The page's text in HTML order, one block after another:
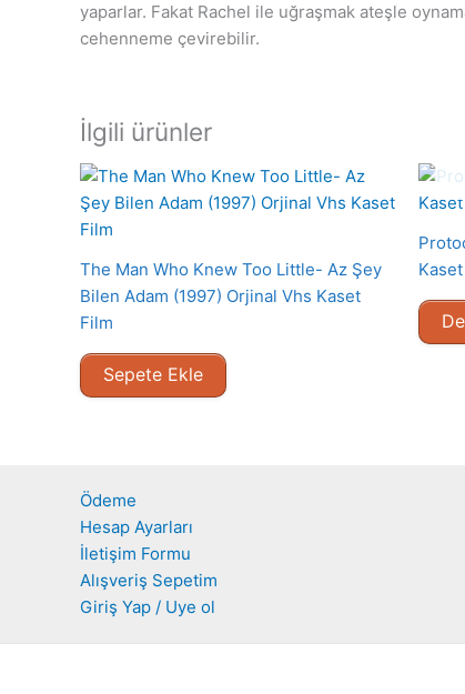
yaparlar. Fakat Rachel ile uğraşmak ateşle
cehenneme çevirebilir.
İlgili ürünler
The Man Who Knew Too Little- Az Şey
Bilen Adam (1997) Orjinal Vhs Kaset
Film
Sepete Ekle
Ödeme
Hesap Ayarları
İletişim Formu
Alışveriş Sepetim
Giriş Yap / Uye ol